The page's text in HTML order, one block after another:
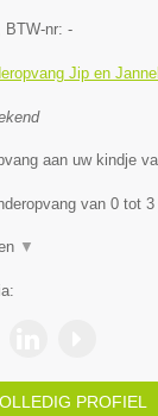
BTW-nr: -
Jip en
aan uw kindje
van 0 tot 3
▼
PROFIEL